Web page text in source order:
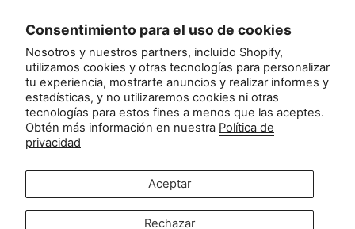
Consentimiento para el uso de cookies
Nosotros y nuestros partners, incluido Shopify,
utilizamos cookies y otras tecnologías para personalizar
tu experiencia, mostrarte anuncios y realizar informes y
estadísticas, y no utilizaremos cookies ni otras
tecnologías para estos fines a menos que las aceptes.
Obtén más información en nuestra Política de
privacidad
Aceptar
Rechazar
Derecho de desistimiento de la UE
Póngase en contacto con
Atención al cliente:
Consultas de prensa o asociaciones: